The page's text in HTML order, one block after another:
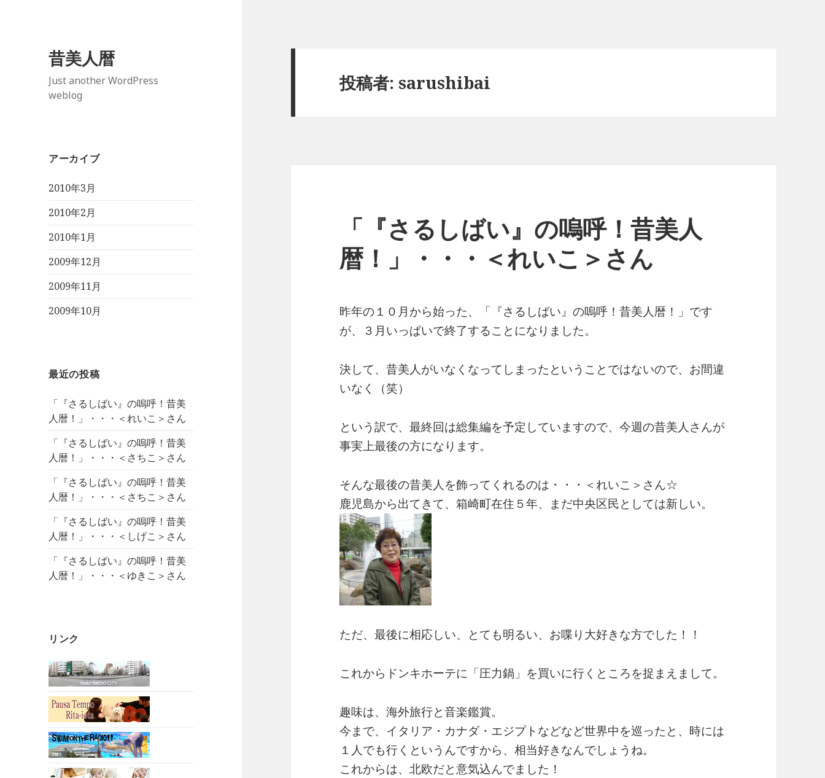
昔美人暦
Just another WordPress
weblog
アーカイブ
2010年3月
2010年2月
2010年1月
2009年12月
2009年11月
2009年10月
最近の投稿
「『さるしばい』の嗚呼！昔美
人暦！」・・・＜れいこ＞さん
「『さるしばい』の嗚呼！昔美
人暦！」・・・＜さちこ＞さん
「『さるしばい』の嗚呼！昔美
人暦！」・・・＜さちこ＞さん
「『さるしばい』の嗚呼！昔美
人暦！」・・・＜しげこ＞さん
「『さるしばい』の嗚呼！昔美
人暦！」・・・＜ゆきこ＞さん
リンク
投稿者: sarushibai
「『さるしばい』の嗚呼！昔美人
暦！」・・・＜れいこ＞さん
昨年の１０月から始った、「『さるしばい』の嗚呼！昔美人暦！」です
が、３月いっぱいで終了することになりました。
決して、昔美人がいなくなってしまったということではないので、お間違
いなく（笑）
という訳で、最終回は総集編を予定していますので、今週の昔美人さんが
事実上最後の方になります。
そんな最後の昔美人を飾ってくれるのは・・・＜れいこ＞さん☆
鹿児島から出てきて、箱崎町在住５年、まだ中央区民としては新しい。
ただ、最後に相応しい、とても明るい、お喋り大好きな方でした！！
これからドンキホーテに「圧力鍋」を買いに行くところを捉まえまして。
趣味は、海外旅行と音楽鑑賞。
今まで、イタリア・カナダ・エジプトなどなど世界中を巡ったと、時には
１人でも行くというんですから、相当好きなんでしょうね。
これからは、北欧だと意気込んでました！